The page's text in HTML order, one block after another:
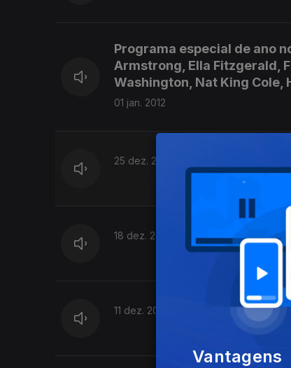
Programa especial de ano
Armstrong, Ella Fitzgerald,
Washington, Nat King Cole,
01 jan. 2012
25 dez. 2011
18 dez. 2011
11 dez. 2011
Vantagens